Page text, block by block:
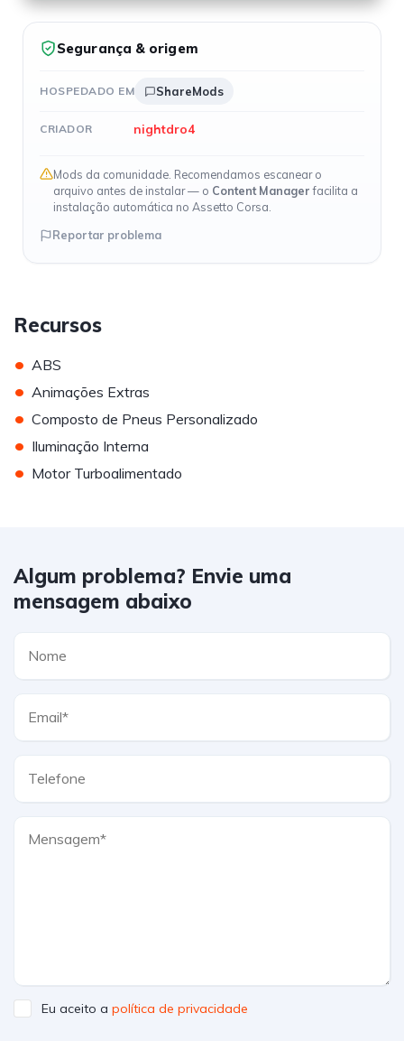
Segurança & origem
HOSPEDADO EM ShareMods
CRIADOR nightdro4
Mods da comunidade. Recomendamos escanear o
arquivo antes de instalar — o Content Managerfacilita a
instalação automática no Assetto Corsa.
Reportar problema
Recursos
• ABS
• Animações Extras
• Composto de Pneus Personalizado
• Iluminação Interna
• Motor Turboalimentado
Algum problema? Envie uma
mensagem abaixo
Eu aceito a política de privacidade